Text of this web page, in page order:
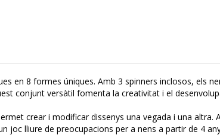
en 8 formes úniques. Amb 3 spinners inclosos, els
conjunt versàtil fomenta la creativitat i el
crear i modificar dissenys una vegada i una altra.
joc lliure de preocupacions per a nens a partir de 4